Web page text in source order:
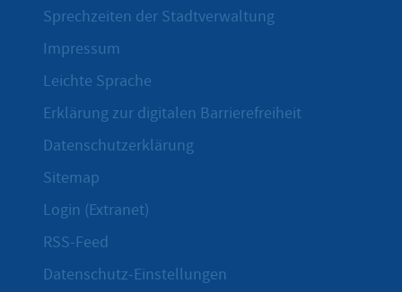
Sprechzeiten der Stadtverwaltung
Impressum
Leichte Sprache
Erklärung zur digitalen Barrierefreiheit
Datenschutzerklärung
Sitemap
Login (Extranet)
RSS-Feed
Datenschutz-Einstellungen